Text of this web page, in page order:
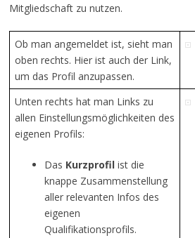
Mitgliedschaft zu nutzen.
Ob man angemeldet ist, sieht man
oben rechts. Hier ist auch der Link,
um das Profil anzupassen.
Unten rechts hat man Links zu
allen Einstellungsmöglichkeiten des
eigenen Profils:
Das Kurzprofilist die
knappe Zusammenstellung
aller relevanten Infos des
eigenen
Qualifikationsprofils.